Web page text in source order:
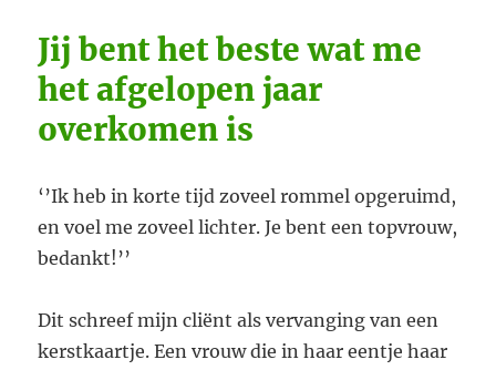
Jij bent het beste wat me
het afgelopen jaar
overkomen is
‘’Ik heb in korte tijd zoveel rommel opgeruimd,
en voel me zoveel lichter. Je bent een topvrouw,
bedankt!’’
Dit schreef mijn cliënt als vervanging van een
kerstkaartje. Een vrouw die in haar eentje haar